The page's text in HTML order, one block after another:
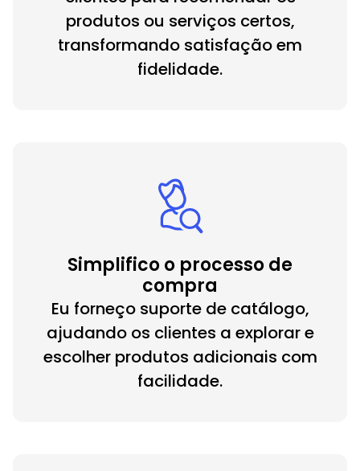
produtos ou serviços certos,
transformando satisfação em
fidelidade.
Simplifico o processo de
compra
Eu forneço suporte de catálogo,
ajudando os clientes a explorar e
escolher produtos adicionais com
facilidade.